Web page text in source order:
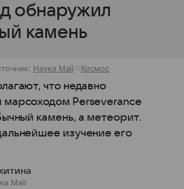
обнаружил
камень
Наука Mail Космос
что недавно
Perseverance
камень, а метеорит.
изучение его
Mail